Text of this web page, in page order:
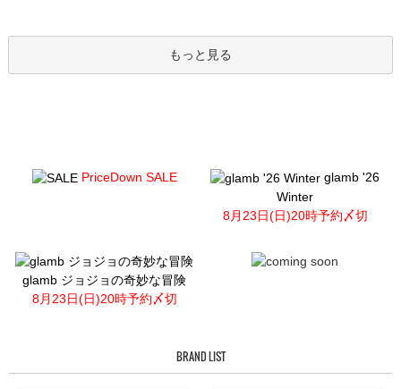
もっと見る
PriceDown SALE
glamb '26
Winter
8月23日(日)20時予約〆切
glamb ジョジョの奇妙な冒険
8月23日(日)20時予約〆切
BRAND LIST